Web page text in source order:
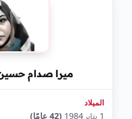
ميرا صدام
الميلاد
1 يناير 1984 (42 عامًا)